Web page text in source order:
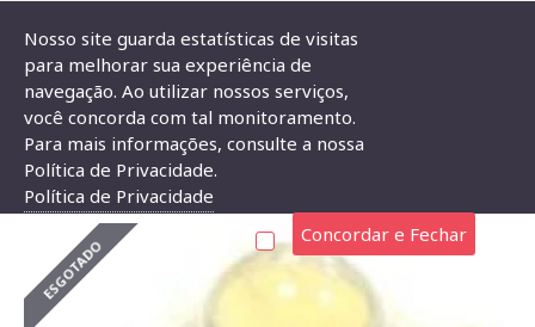
Led 1W Branco Frio Sem Dissipador
LED 1W BRANCO FRIO SEM DISSIPADOR
ESGOTADO
Nosso site guarda estatísticas de visitas
para melhorar sua experiência de
navegação. Ao utilizar nossos serviços,
você concorda com tal monitoramento.
Para mais informações, consulte a nossa
Política de Privacidade.
Política de Privacidade
Concordar e Fechar